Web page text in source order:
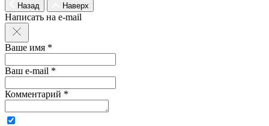
Назад Наверх
Написать на e-mail
Ваше имя *
Ваш e-mail *
Комментарий *